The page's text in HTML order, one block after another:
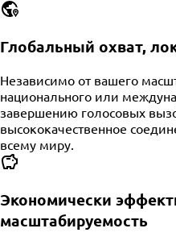
Глобальный охват,
Независимо от вашего
национального или
завершению голосовых
высококачественное
всему миру.
Экономически
масштабируемость